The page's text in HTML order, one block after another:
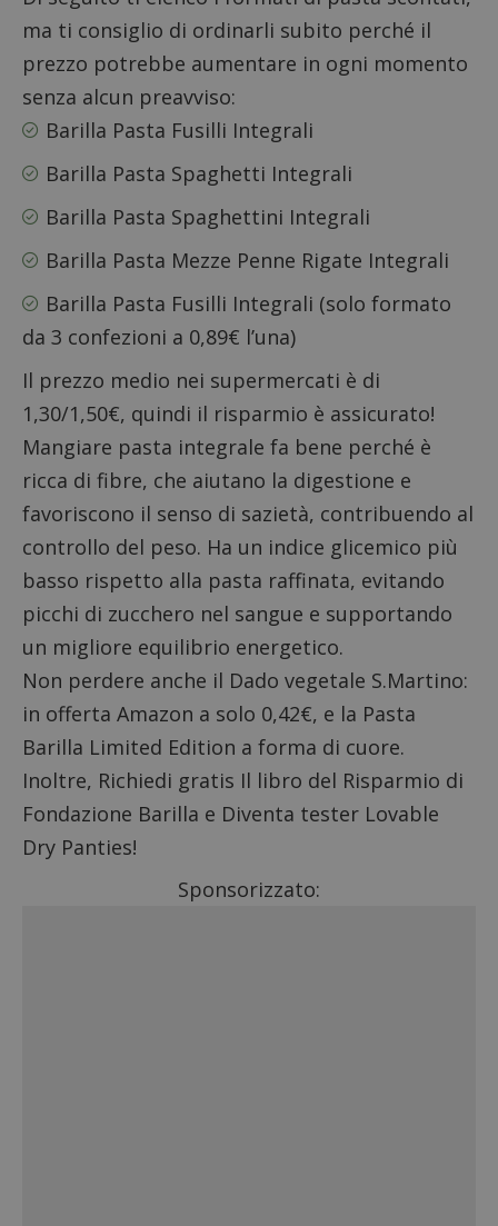
ma ti consiglio di ordinarli subito perché il
prezzo potrebbe aumentare in ogni momento
senza alcun preavviso:
Barilla Pasta Fusilli Integrali
Barilla Pasta Spaghetti Integrali
Barilla Pasta Spaghettini Integrali
Barilla Pasta Mezze Penne Rigate Integrali
Barilla Pasta Fusilli Integrali (solo formato
da 3 confezioni a 0,89€ l’una)
Il prezzo medio nei supermercati è di
1,30/1,50€, quindi il risparmio è assicurato!
Mangiare pasta integrale fa bene perché è
ricca di fibre, che aiutano la digestione e
favoriscono il senso di sazietà, contribuendo al
controllo del peso. Ha un indice glicemico più
basso rispetto alla pasta raffinata, evitando
picchi di zucchero nel sangue e supportando
un migliore equilibrio energetico.
Non perdere anche il Dado vegetale S.Martino:
in offerta Amazon a solo 0,42€, e la Pasta
Barilla Limited Edition a forma di cuore.
Inoltre, Richiedi gratis Il libro del Risparmio di
Fondazione Barilla e Diventa tester Lovable
Dry Panties!
Sponsorizzato: